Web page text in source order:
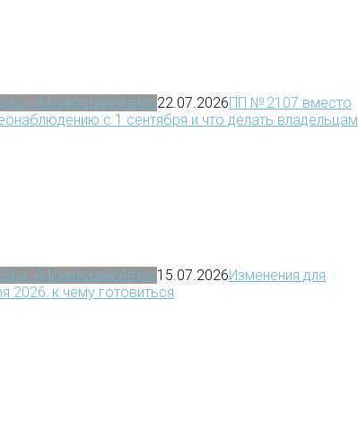
«МониторингАвто»22.07.2026ПП № 2107 вместо
с 1 сентября и что делать владельцам
«МониторингАвто»15.07.2026Изменения для
2026: к чему готовиться